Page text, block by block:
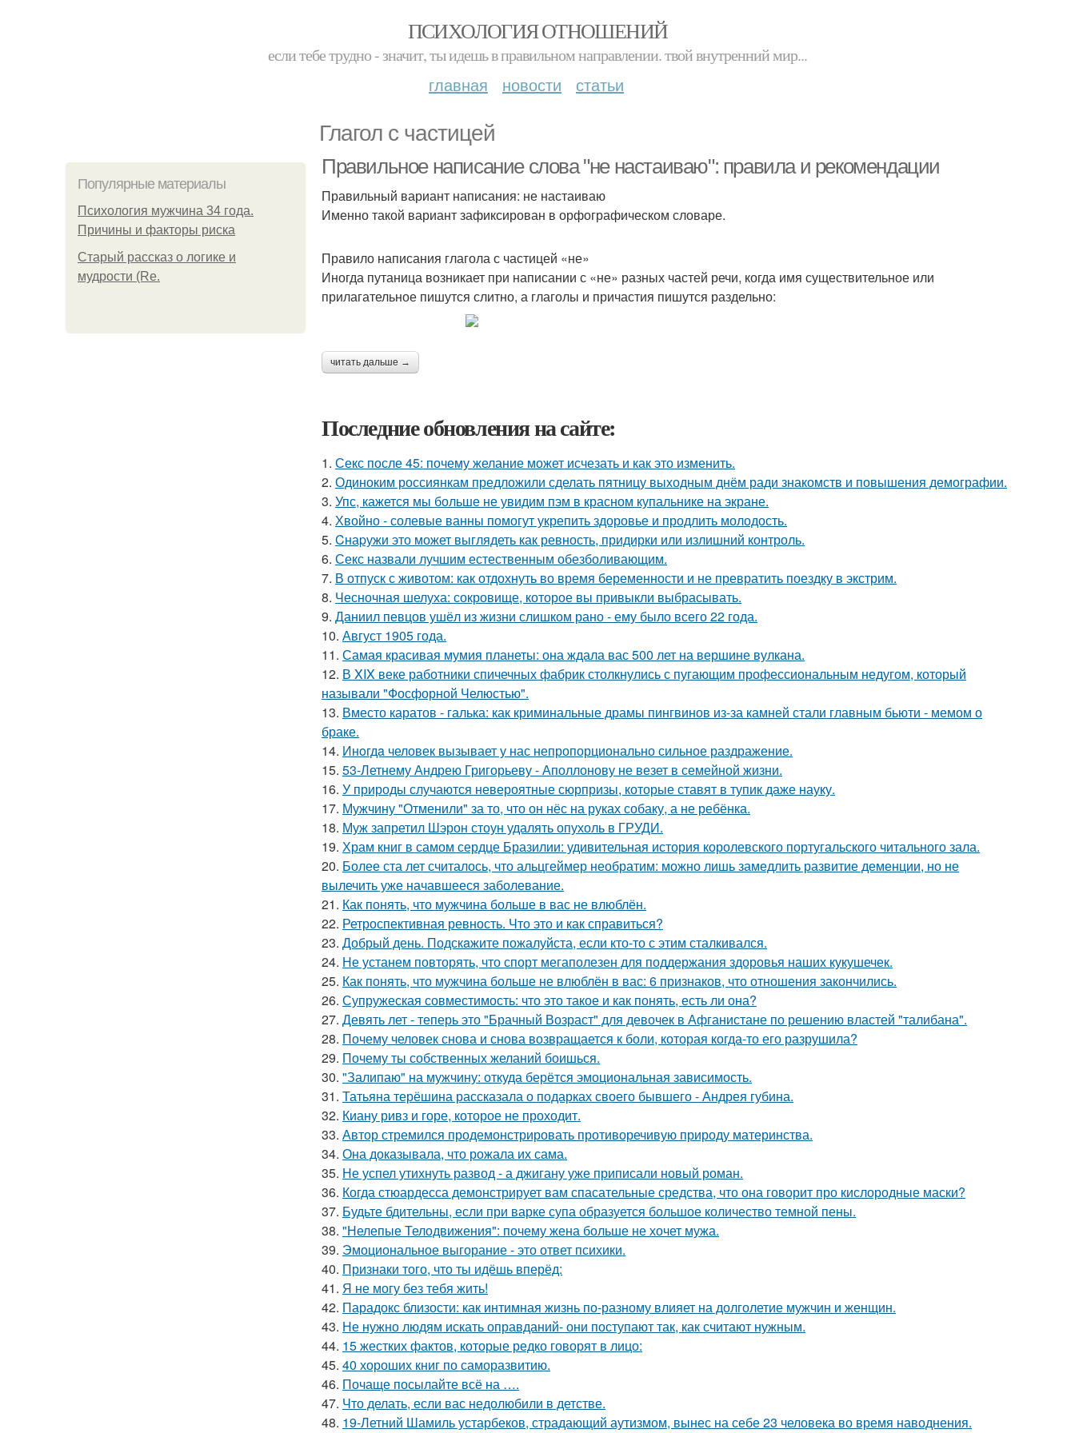
ПСИХОЛОГИЯ ОТНОШЕНИЙ
если тебе трудно - значит, ты идешь в правильном направлении. твой внутренний мир...
главная новости статьи
Глагол с частицей
Популярные материалы
Психология мужчина 34 года.
Причины и факторы риска
Старый рассказ о логике и
мудрости (Re.
Правильное написание слова "не настаиваю": правила и рекомендации
Правильный вариант написания: не настаиваю
Именно такой вариант зафиксирован в орфографическом словаре.
Правило написания глагола с частицей «не»
Иногда путаница возникает при написании с «не» разных частей речи, когда имя существительное или
прилагательное пишутся слитно, а глаголы и причастия пишутся раздельно:
читать дальше →
Последние обновления на сайте:
1. Секс после 45: почему желание может исчезать и как это изменить.
2. Одиноким россиянкам предложили сделать пятницу выходным днём ради знакомств и повышения демографии.
3. Упс, кажется мы больше не увидим пэм в красном купальнике на экране.
4. Хвойно - солевые ванны помогут укрепить здоровье и продлить молодость.
5. Cнаpужи это может выглядеть как ревность, придирки или излишний контроль.
6. Секс назвали лучшим естественным обезболивающим.
7. В отпуск с животом: как отдохнуть во время беременности и не превратить поездку в экстрим.
8. Чесночная шелуха: сокровище, которое вы привыкли выбрасывать.
9. Даниил певцов ушёл из жизни слишком рано - ему было всего 22 года.
10. Август 1905 года.
11. Самая красивая мумия планеты: она ждала вас 500 лет на вершине вулкана.
12. В XIX веке работники спичечных фабрик столкнулись с пугающим профессиональным недугом, который
называли "Фосфорной Челюстью".
13. Вместо каратов - галька: как криминальные драмы пингвинов из-за камней стали главным бьюти - мемом о
браке.
14. Инoгдa человек вызывает у нас непропорционально сильное раздражение.
15. 53-Летнему Андрею Григорьеву - Аполлонову не везет в семейной жизни.
16. У природы случаются невероятные сюрпризы, которые ставят в тупик даже науку.
17. Мужчину "Отменили" за то, что он нёс на руках собаку, а не ребёнка.
18. Муж запретил Шэрон стоун удалять опухоль в ГРУДИ.
19. Храм книг в самом сердце Бразилии: удивительная история королевского португальского читального зала.
20. Более ста лет считалось, что альцгеймер необратим: можно лишь замедлить развитие деменции, но не
вылечить уже начавшееся заболевание.
21. Как понять, что мужчина больше в вас не влюблён.
22. Ретроспективная ревность. Что это и как справиться?
23. Добрый день. Подскaжите пожалуйста, если кто-то с этим сталкивался.
24. Не устанем повторять, что спорт мегаполезен для поддержания здоровья наших кукушечек.
25. Как понять, что мужчина больше не влюблён в вас: 6 признаков, что отношения закончились.
26. Супружеская совместимость: что это такое и как понять, есть ли она?
27. Девять лет - теперь это "Брачный Возраст" для девочек в Афганистане по решению властей "талибана".
28. Почему человек снова и снова возвращается к боли, которая когда-то его разрушила?
29. Почему ты собственных желаний боишься.
30. "Залипаю" на мужчину: откуда берётся эмоциональная зависимость.
31. Татьяна терёшина рассказала о подарках своего бывшего - Андрея губина.
32. Киану ривз и горе, которое не проходит.
33. Автор стремился продемонстрировать противоречивую природу материнства.
34. Она доказывала, что рожала их сама.
35. Не успел утихнуть развод - а джигану уже приписали новый роман.
36. Когда стюардесса демонстрирует вам спасательные средства, что она говорит про кислородные маски?
37. Будьте бдительны, если при варке супа образуется большое количество темной пены.
38. "Нелепые Телодвижения": почему жена больше не хочет мужа.
39. Эмоциональное выгорание - это ответ психики.
40. Признаки того, что ты идёшь вперёд:
41. Я не могу без тебя жить!
42. Парадокс близости: как интимная жизнь по-разному влияет на долголетие мужчин и женщин.
43. Не нужно людям искать оправданий- они поступают так, как считают нужным.
44. 15 жестких фактов, которые редко говорят в лицо:
45. 40 хороших книг по саморазвитию.
46. Почаще посылайте всё на ….
47. Что делать, если вас недолюбили в детстве.
48. 19-Летний Шамиль устарбеков, страдающий аутизмом, вынес на себе 23 человека во время наводнения.